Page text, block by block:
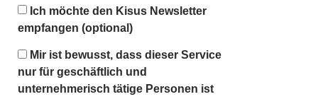
Ich möchte den Kisus Newsletter
empfangen (optional)
Mir ist bewusst, dass dieser Service
nur für geschäftlich und
unternehmerisch tätige Personen ist